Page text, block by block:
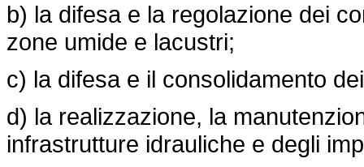
b) la difesa e la regolazione dei
zone umide e lacustri;
c) la difesa e il consolidamento
d) la realizzazione, la
infrastrutture idrauliche e degli